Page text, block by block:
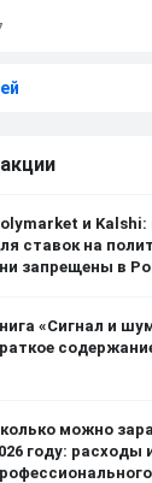
и
ставок на
запрещены в
«Сигнал и
можно
году: расходы